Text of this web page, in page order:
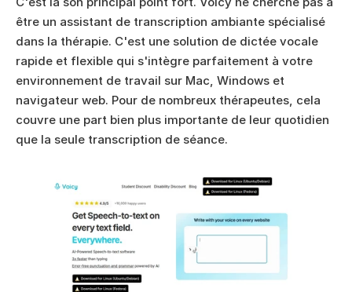
être un assistant de transcription ambiante spécialisé
dans la thérapie. C'est une solution de dictée vocale
rapide et flexible qui s'intègre parfaitement à votre
environnement de travail sur Mac, Windows et
navigateur web. Pour de nombreux thérapeutes, cela
couvre une part bien plus importante de leur quotidien
que la seule transcription de séance.